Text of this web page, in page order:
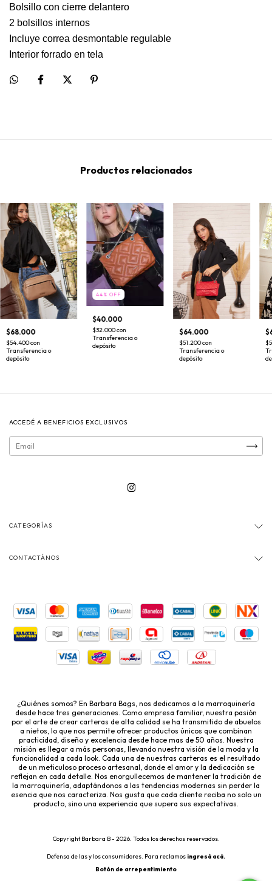
Bolsillo con cierre delantero
2 bolsillos internos
Incluye correa desmontable regulable
Interior forrado en tela
Productos relacionados
$68.000
$54.400con
Transferencia o
depósito
44 %OFF
$40.000
$32.000con
Transferencia o
depósito
$64.000
$51.200con
Transferencia o
depósito
ACCEDÉ A BENEFICIOS EXCLUSIVOS
CATEGORÍAS
CONTACTÁNOS
¿Quiénes somos? En Barbara Bags, nos dedicamos a la marroquinería
desde hace tres generaciones. Como empresa familiar, nuestra pasión
por el arte de crear carteras de alta calidad se ha transmitido de abuelos
a nietos, lo que nos permite ofrecer productos únicos que combinan
practicidad, diseño y excelencia desde hace mas de 50 años. Nuestra
misión es llegar a más personas, llevando nuestra visión de la moda y la
funcionalidad a cada look. Cada una de nuestras carteras es el resultado
de un meticuloso proceso artesanal, donde el amor y la dedicación se
reflejan en cada detalle. Nos enorgullecemos de mantener la tradición de
la marroquinería, adaptándonos a las tendencias modernas sin perder la
esencia que nos caracteriza. Nos gusta que cada cliente reciba no solo un
producto, sino una experiencia que supera sus expectativas.
Copyright Barbara B - 2026. Todos los derechos reservados.
Defensa de las y los consumidores. Para reclamos ingresá acá.
Botón de arrepentimiento